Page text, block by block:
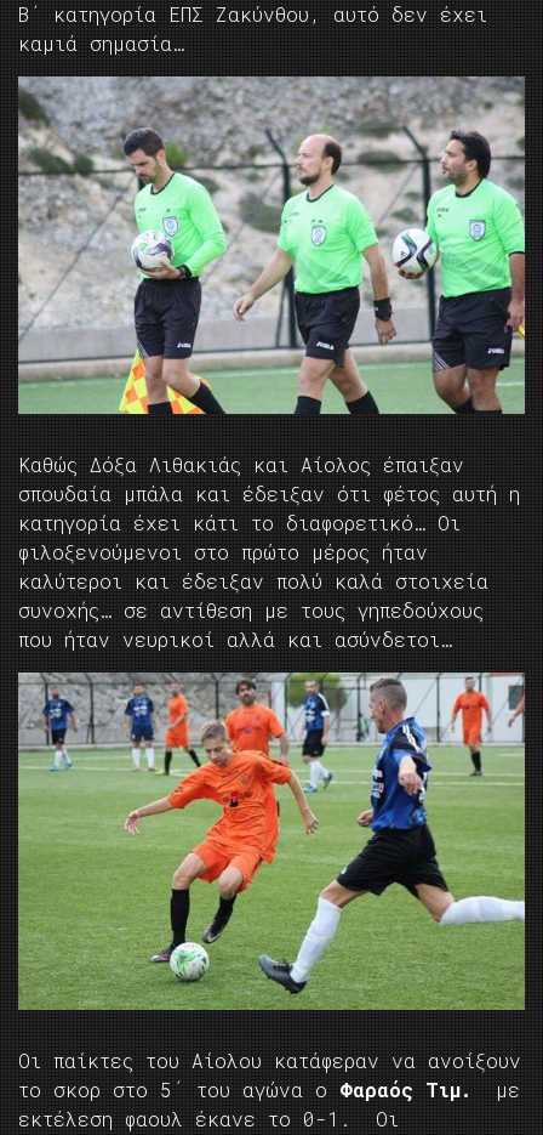
Β΄ κατηγορία ΕΠΣ Ζακύνθου, αυτό δεν έχει
καμιά σημασία…
Καθώς Δόξα Λιθακιάς και Αίολος έπαιξαν
σπουδαία μπάλα και έδειξαν ότι φέτος αυτή η
κατηγορία έχει κάτι το διαφορετικό… Οι
φιλοξενούμενοι στο πρώτο μέρος ήταν
καλύτεροι και έδειξαν πολύ καλά στοιχεία
συνοχής… σε αντίθεση με τους γηπεδούχους
που ήταν νευρικοί αλλά και ασύνδετοι…
Οι παίκτες του Αίολου κατάφεραν να ανοίξουν
το σκορ στο 5΄ του αγώνα ο Φαραός Τιμ.
με
εκτέλεση φαουλ έκανε το 0-1. Οι